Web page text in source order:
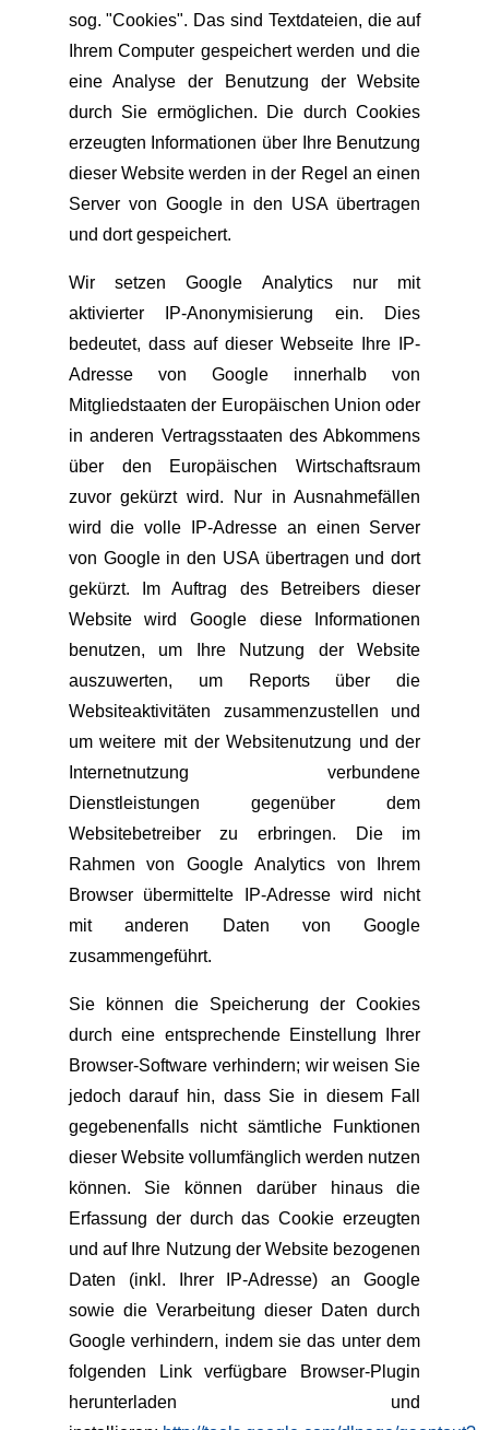
sog. "Cookies". Das sind Textdateien, die auf
Ihrem Computer gespeichert werden und die
eine Analyse der Benutzung der Website
durch Sie ermöglichen. Die durch Cookies
erzeugten Informationen über Ihre Benutzung
dieser Website werden in der Regel an einen
Server von Google in den USA übertragen
und dort gespeichert.
Wir setzen Google Analytics nur mit
aktivierter IP-Anonymisierung ein. Dies
bedeutet, dass auf dieser Webseite Ihre IP-
Adresse von Google innerhalb von
Mitgliedstaaten der Europäischen Union oder
in anderen Vertragsstaaten des Abkommens
über den Europäischen Wirtschaftsraum
zuvor gekürzt wird. Nur in Ausnahmefällen
wird die volle IP-Adresse an einen Server
von Google in den USA übertragen und dort
gekürzt. Im Auftrag des Betreibers dieser
Website wird Google diese Informationen
benutzen, um Ihre Nutzung der Website
auszuwerten, um Reports über die
Websiteaktivitäten zusammenzustellen und
um weitere mit der Websitenutzung und der
Internetnutzung verbundene
Dienstleistungen gegenüber dem
Websitebetreiber zu erbringen. Die im
Rahmen von Google Analytics von Ihrem
Browser übermittelte IP-Adresse wird nicht
mit anderen Daten von Google
zusammengeführt.
Sie können die Speicherung der Cookies
durch eine entsprechende Einstellung Ihrer
Browser-Software verhindern; wir weisen Sie
jedoch darauf hin, dass Sie in diesem Fall
gegebenenfalls nicht sämtliche Funktionen
dieser Website vollumfänglich werden nutzen
können. Sie können darüber hinaus die
Erfassung der durch das Cookie erzeugten
und auf Ihre Nutzung der Website bezogenen
Daten (inkl. Ihrer IP-Adresse) an Google
sowie die Verarbeitung dieser Daten durch
Google verhindern, indem sie das unter dem
folgenden Link verfügbare Browser-Plugin
herunterladen und